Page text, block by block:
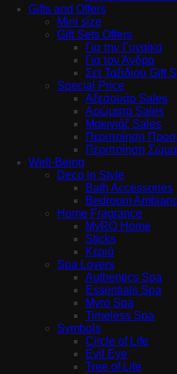
Gifts and Offers
Mini size
Gift Sets Offers
Για την Γυναίκα
Για τον Άνδρα
Σετ Ταξιδιού Gift
Special Price
Αξεσουάρ Sales
Αρώματα Sales
Μακιγιάζ Sales
Περιποίηση
Περιποίηση
Well-Being
Deco in Style
Bath Accessories
Bedroom
Home Fragrance
MyRO Home
Sticks
Κεριά
Spa Lovers
Authentics Spa
Essentials Spa
Myro Spa
Timeless Spa
Symbols
Circle of Life
Evil Eye
Tree of Life